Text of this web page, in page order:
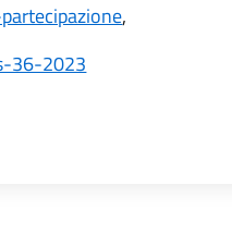
,
36-2023